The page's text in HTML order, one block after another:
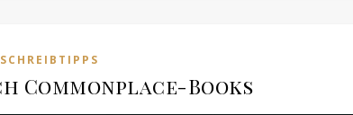
SCHREIBTIPPS
Commonplace-Books